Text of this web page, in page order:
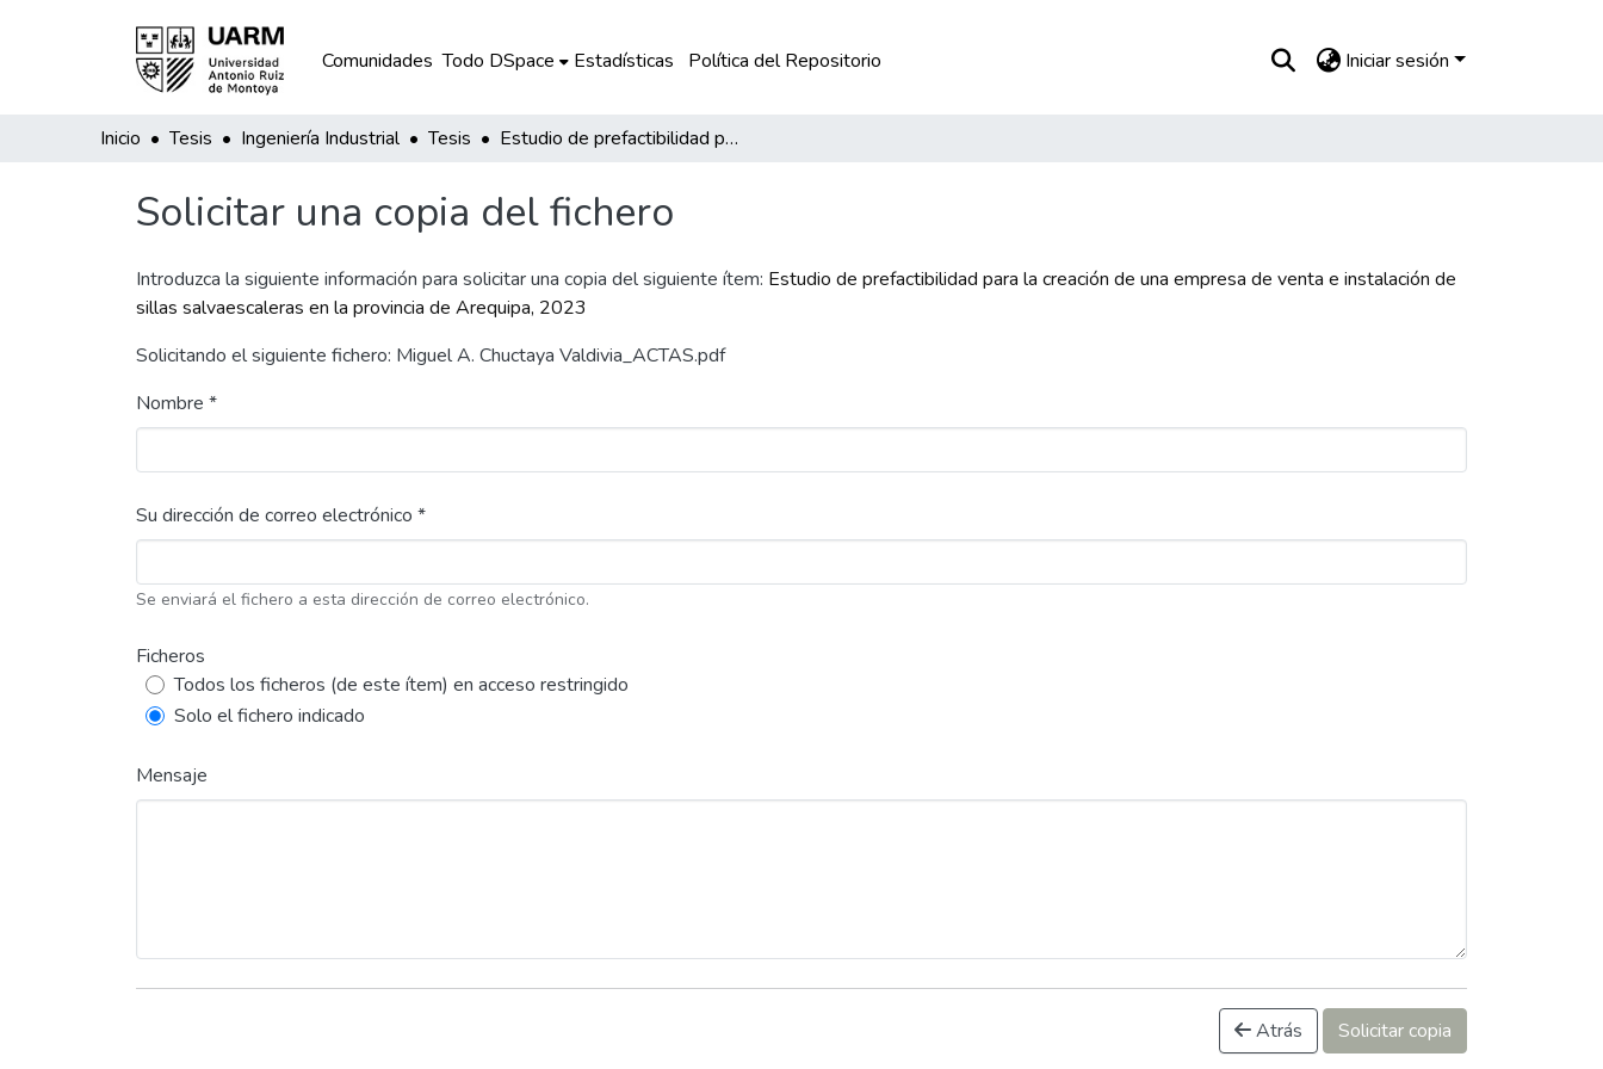
Comunidades Todo DSpace Estadísticas Política del Repositorio Iniciar sesión
Inicio Tesis Ingeniería Industrial Tesis Estudio de prefactibilidad para la creación de una empresa de venta e instalación de sillas salvaescaleras en la provincia de Arequipa, 2023
Solicitar una copia del fichero
Introduzca la siguiente información para solicitar una copia del siguiente ítem: Estudio de prefactibilidad para la creación de una empresa de venta e instalación de
sillas salvaescaleras en la provincia de Arequipa, 2023
Solicitando el siguiente fichero: Miguel A. Chuctaya Valdivia_ACTAS.pdf
Nombre *
Su dirección de correo electrónico *
Se enviará el fichero a esta dirección de correo electrónico.
Ficheros
Todos los ficheros (de este ítem) en acceso restringido
Solo el fichero indicado
Mensaje
Atrás Solicitar copia